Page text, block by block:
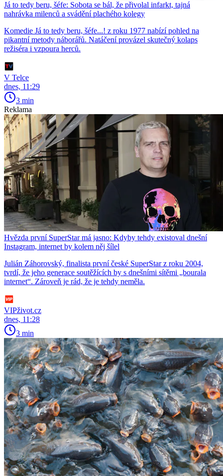
Já to tedy beru, šéfe: Sobota se bál, že přivolal infarkt, tajná
nahrávka milenců a svádění plachého kolegy
Komedie Já to tedy beru, šéfe...! z roku 1977 nabízí pohled na
pikantní metody náborářů. Natáčení provázel skutečný kolaps
režiséra i vzpoura herců.
V Telce
dnes, 11:29
3 min
Reklama
Hvězda první SuperStar má jasno: Kdyby tehdy existoval dnešní
Instagram, internet by kolem něj šílel
Julián Záhorovský, finalista první české SuperStar z roku 2004,
tvrdí, že jeho generace soutěžících by s dnešními sítěmi „bourala
internet“. Zároveň je rád, že je tehdy neměla.
VIPživot.cz
dnes, 11:28
3 min